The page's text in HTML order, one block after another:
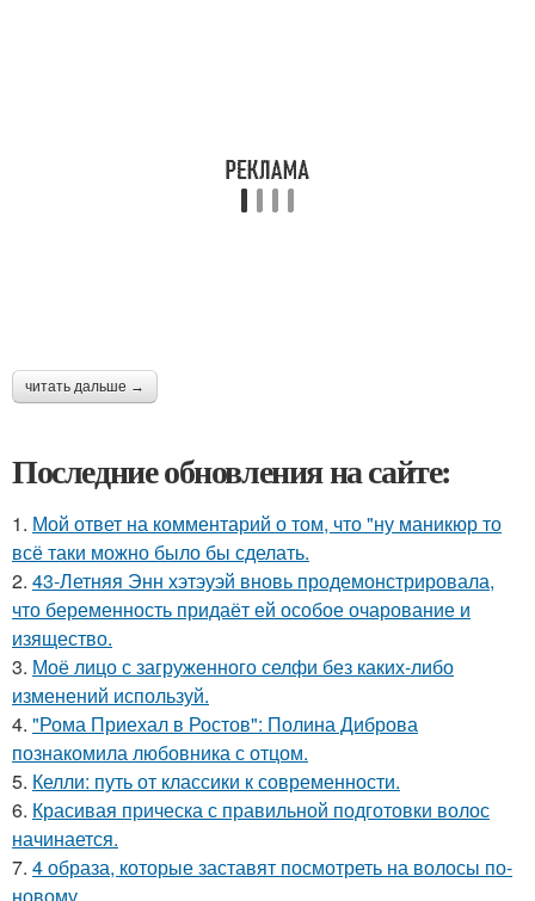
читать дальше →
Последние обновления на сайте:
1. Мой ответ на комментарий о том, что "ну маникюр то
всё таки можно было бы сделать.
2. 43-Летняя Энн хэтэуэй вновь продемонстрировала,
что беременность придаёт ей особое очарование и
изящество.
3. Моё лицо с загруженного селфи без каких-либо
изменений используй.
4. "Рома Приехал в Ростов": Полина Диброва
познакомила любовника с отцом.
5. Келли: путь от классики к современности.
6. Красивая прическа с правильной подготовки волос
начинается.
7. 4 образа, которые заставят посмотреть на волосы по-
новому.